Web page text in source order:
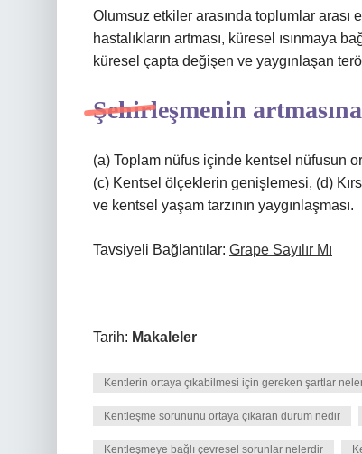
Olumsuz etkiler arasında toplumlar arası
hastalıkların artması, küresel ısınmaya
küresel çapta değişen ve yaygınlaşan terör
Şehirleşmenin
(a) Toplam nüfus içinde kentsel nüfusun
(c) Kentsel ölçeklerin genişlemesi, (d)
ve kentsel yaşam tarzının yaygınlaşması.
Tavsiyeli Bağlantılar: Grape Sayılır Mı
Tarih: Makaleler
Kentlerin ortaya çıkabilmesi için gereken şartlar
Kentleşme sorununu ortaya çıkaran durum nedir
Kentleşmeye bağlı çevresel sorunlar nelerdir